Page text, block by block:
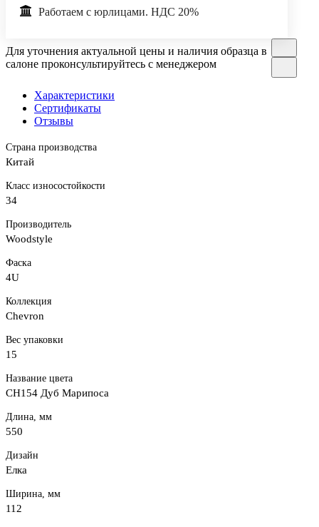
Работаем с юрлицами. НДС 20%
Для уточнения актуальной цены и наличия образца в
салоне проконсультируйтесь с менеджером
Характеристики
Сертификаты
Отзывы
Страна производства
Китай
Класс износостойкости
34
Производитель
Woodstyle
Фаска
4U
Коллекция
Chevron
Вес упаковки
15
Название цвета
CH154 Дуб Марипоса
Длина, мм
550
Дизайн
Елка
Ширина, мм
112